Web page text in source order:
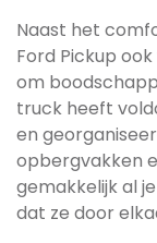
Naast het
Ford Pickup
om
truck heeft
en
opbergvakken
gemakkelijk al
dat ze door